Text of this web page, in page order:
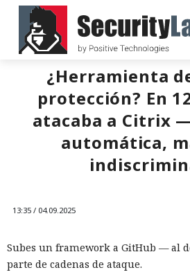
¿Herramienta
protección? En
atacaba a Citrix
automática,
13:35 / 04.09.2025
Subes un framework a GitHub — al
parte de cadenas de ataque.